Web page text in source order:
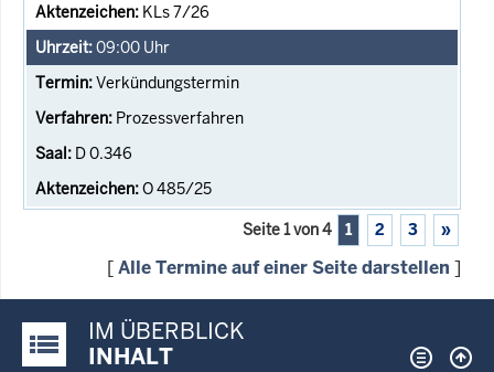
KLs 7/26
09:00 Uhr
Verkündungstermin
Prozessverfahren
D 0.346
O 485/25
Seite 1 von 4 1 2 3 »
[Alle Termine auf einer Seite darstellen ]
Justiz-Portal im Überblick:
IM ÜBERBLICK
INHALT